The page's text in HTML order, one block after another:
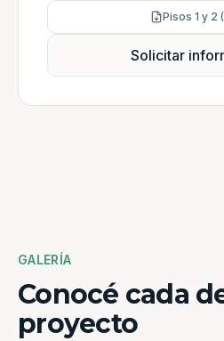
Pisos 1 y 2
Solicitar
GALERÍA
Conocé cada
proyecto